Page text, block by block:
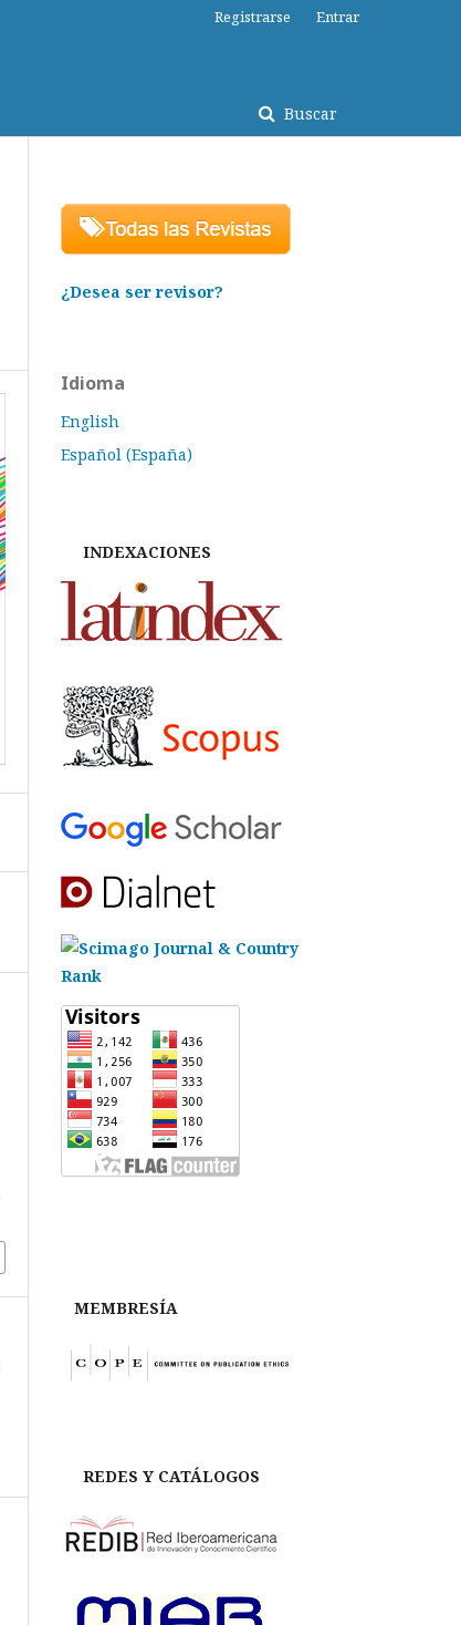
Buscar
Registrarse Entrar
¿Desea ser revisor?
Idioma
English
Español (España)
INDEXACIONES
MEMBRESÍA
REDES Y CATÁLOGOS